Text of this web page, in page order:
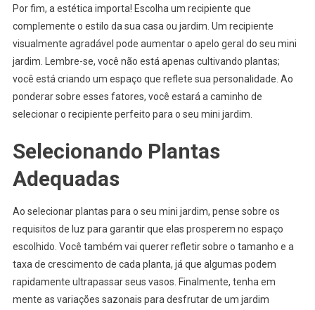
Por fim, a estética importa! Escolha um recipiente que
complemente o estilo da sua casa ou jardim. Um recipiente
visualmente agradável pode aumentar o apelo geral do seu mini
jardim. Lembre-se, você não está apenas cultivando plantas;
você está criando um espaço que reflete sua personalidade. Ao
ponderar sobre esses fatores, você estará a caminho de
selecionar o recipiente perfeito para o seu mini jardim.
Selecionando Plantas
Adequadas
Ao selecionar plantas para o seu mini jardim, pense sobre os
requisitos de luz para garantir que elas prosperem no espaço
escolhido. Você também vai querer refletir sobre o tamanho e a
taxa de crescimento de cada planta, já que algumas podem
rapidamente ultrapassar seus vasos. Finalmente, tenha em
mente as variações sazonais para desfrutar de um jardim